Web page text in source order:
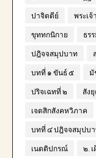
ปาจิตตีย์ พระเจ้
ขุททกนิกาย ธร
ปฎิจจสมุปบาท
บทที่ ๑ ขันธ์ ๕ มั
ปริจเฉทที่ ๒ สัง
เจตสิกสังคหวิภาค
บทที่ ๔ ปฎิจจสมุปบ
เนตติปกรณ์ ๒.